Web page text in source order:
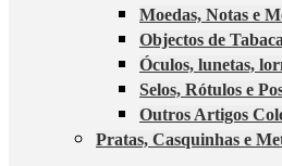
Moedas, Notas e
Objectos de
Óculos, lunetas,
Selos, Rótulos e
Outros Artigos
Pratas, Casquinhas e